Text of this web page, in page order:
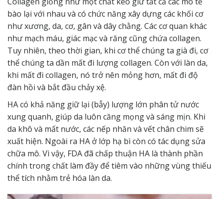
bào lại với nhau và có chức năng xây dựng các khối cơ
như xương, da, cơ, gân và dây chằng. Các cơ quan khác
như mạch máu, giác mạc và răng cũng chứa collagen.
Tuy nhiên, theo thời gian, khi cơ thể chúng ta già đi, cơ
thể chúng ta dần mất đi lượng collagen. Còn với làn da,
khi mất đi collagen, nó trở nên mỏng hơn, mất đi độ
đàn hồi và bắt đầu chảy xệ.
HA có khả năng giữ lại (bẫy) lượng lớn phân tử nước
xung quanh, giúp da luôn căng mọng và sáng mịn. Khi
da khô và mất nước, các nếp nhăn và vết chân chim sẽ
xuất hiện. Ngoài ra HA ở lớp hạ bì còn có tác dụng sửa
chữa mô. Vì vậy, FDA đã chấp thuận HA là thành phần
chính trong chất làm đầy để tiêm vào những vùng thiếu
thể tích nhằm trẻ hóa làn da.